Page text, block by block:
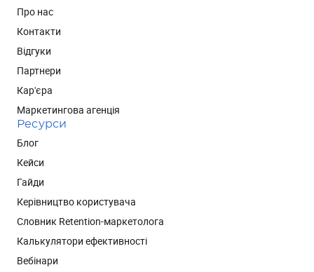
Про нас
Контакти
Відгуки
Партнери
Кар'єра
Маркетингова агенція
Ресурси
Блог
Кейси
Гайди
Керівництво користувача
Словник Retention-маркетолога
Калькулятори ефективності
Вебінари